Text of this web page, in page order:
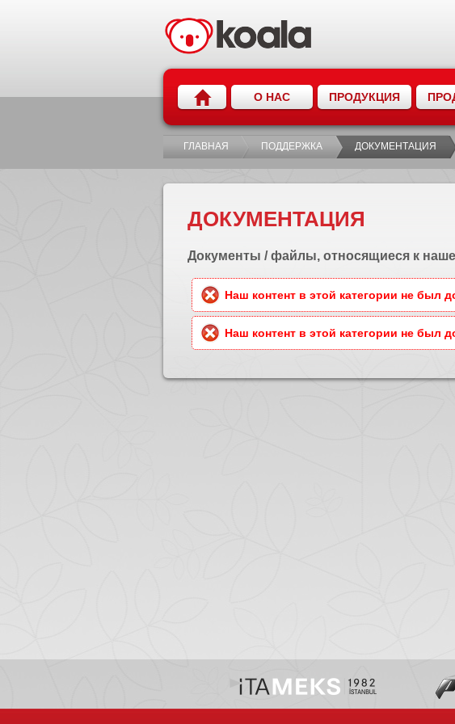
О НАС ПРОДУКЦИЯ
ГЛАВНАЯ ПОДДЕРЖКА ДОКУМЕНТАЦИЯ
ДОКУМЕНТАЦИЯ
Документы / файлы, относящиеся к
Наш контент в этой категории не был
Наш контент в этой категории не был